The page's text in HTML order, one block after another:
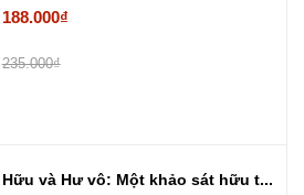
188.000₫
235.000₫
Hữu và Hư vô: Một khảo sát hữu t...